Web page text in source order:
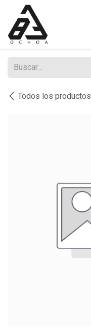
Ir al contenido
Todos los productos